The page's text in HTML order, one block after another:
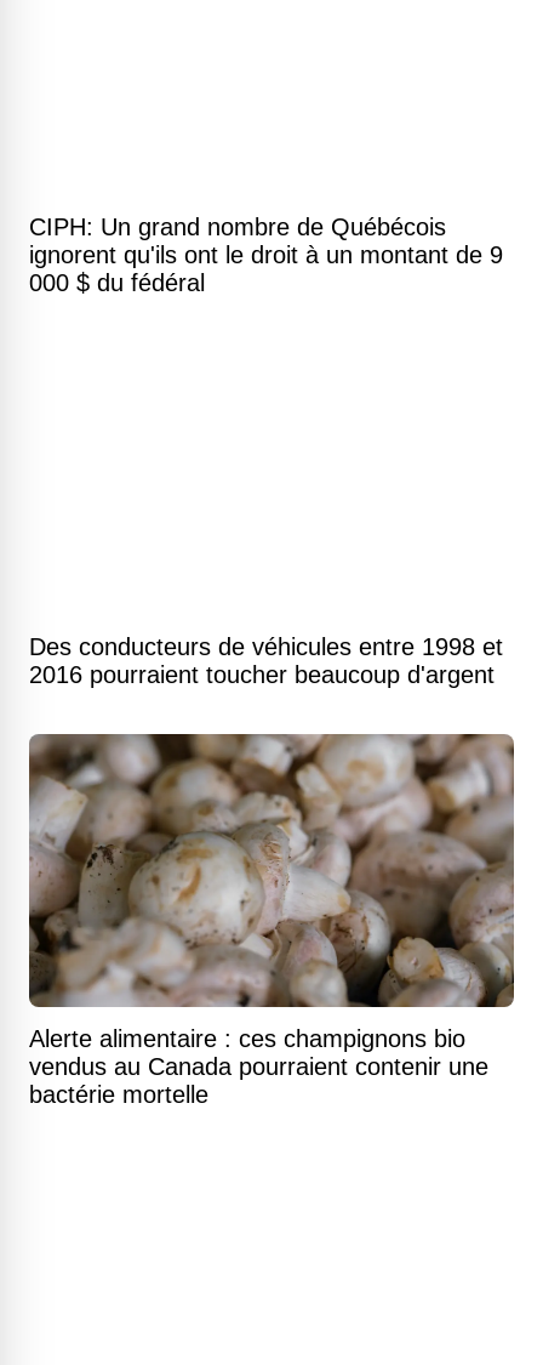
CIPH: Un grand nombre de Québécois
ignorent qu'ils ont le droit à un montant de 9
000 $ du fédéral
Des conducteurs de véhicules entre 1998 et
2016 pourraient toucher beaucoup d'argent
Alerte alimentaire : ces champignons bio
vendus au Canada pourraient contenir une
bactérie mortelle